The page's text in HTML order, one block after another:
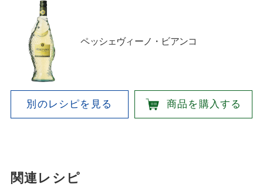
ペッシェヴィーノ・ビアンコ
別のレシピを見る 商品を購入する
関連レシピ